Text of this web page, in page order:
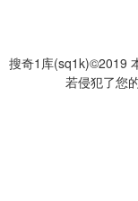
搜奇1库(sq1k)©2019
若侵犯了您